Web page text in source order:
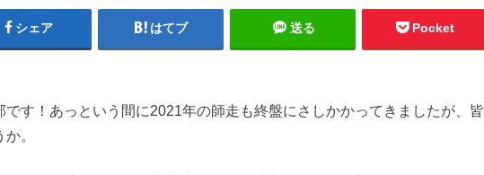
シェア はてブ 送る Pocket
です！あっという間に2021年の師走も終盤にさしかかってきましたが、皆
。